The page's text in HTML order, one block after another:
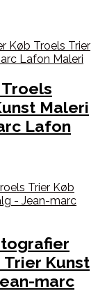
Maleri
Lafon
Kunst
marc